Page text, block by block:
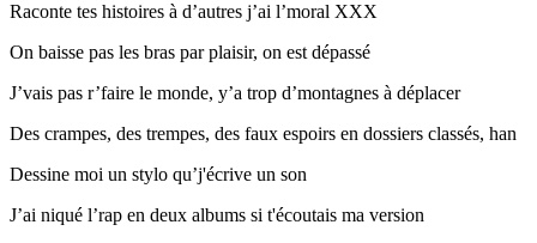
Raconte tes histoires à d’autres j’ai l’moral XXX
On baisse pas les bras par plaisir, on est dépassé
J’vais pas r’faire le monde, y’a trop d’montagnes à déplacer
Des crampes, des trempes, des faux espoirs en dossiers classés, han
Dessine moi un stylo qu’j'écrive un son
J’ai niqué l’rap en deux albums si t'écoutais ma version